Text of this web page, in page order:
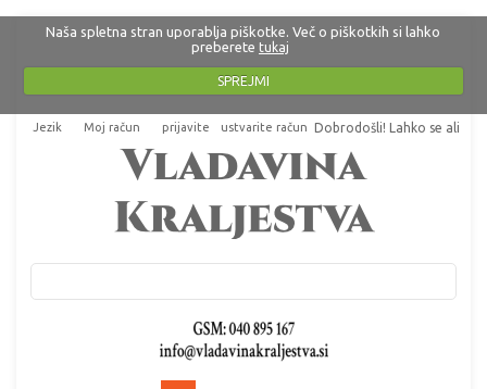
Naša spletna stran uporablja piškotke. Več o piškotkih si lahko
preberete tukaj
SPREJMI
Jezik Moj račun Dobrodošli! Lahko se
prijavite ali
ustvarite račun